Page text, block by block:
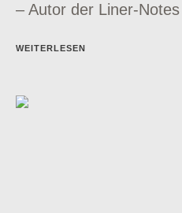
– Autor der Liner-
WEITERLESEN